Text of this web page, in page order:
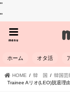
"
"
menu
ホーム オタ活
HOME 韓 国 韓国芸
Trainee Aリオ(LEO)脱退理